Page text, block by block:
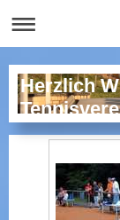
Herzlich